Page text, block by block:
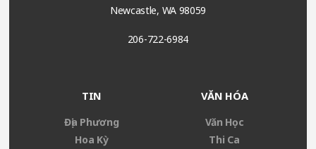
Newcastle, WA 98059
206-722-6984
TIN
Địa Phương
Hoa Kỳ
VĂN HÓA
Văn Học
Thi Ca